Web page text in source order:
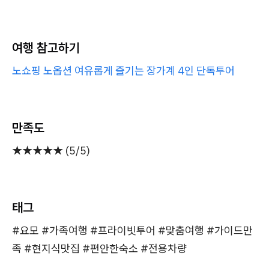
여행 참고하기
노쇼핑 노옵션 여유롭게 즐기는 장가계 4인 단독투어
만족도
★★★★★ (5/5)
태그
#요모 #가족여행 #프라이빗투어 #맞춤여행 #가이드만
족 #현지식맛집 #편안한숙소 #전용차량